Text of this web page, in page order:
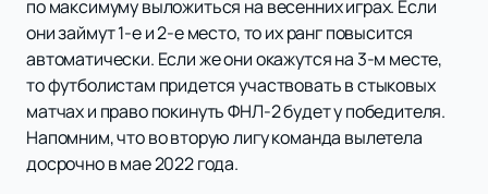
по максимуму выложиться на весенних играх. Если
они займут 1-е и 2-е место, то их ранг повысится
автоматически. Если же они окажутся на 3-м месте,
то футболистам придется участвовать в стыковых
матчах и право покинуть ФНЛ-2 будет у победителя.
Напомним, что во вторую лигу команда вылетела
досрочно в мае 2022 года.